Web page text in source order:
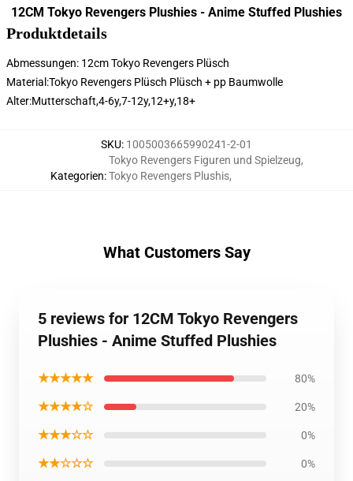
12CM Tokyo Revengers Plushies - Anime Stuffed Plushies
Produktdetails
Abmessungen: 12cm Tokyo Revengers Plüsch
Material:Tokyo Revengers Plüsch Plüsch + pp Baumwolle
Alter:Mutterschaft,4-6y,7-12y,12+y,18+
SKU: 1005003665990241-2-01
Kategorien:
Tokyo Revengers Figuren und Spielzeug,
Tokyo Revengers Plushis,
What Customers Say
5 reviews for 12CM Tokyo Revengers
Plushies - Anime Stuffed Plushies
★★★★★ 80%
★★★★☆ 20%
★★★☆☆ 0%
★★☆☆☆ 0%